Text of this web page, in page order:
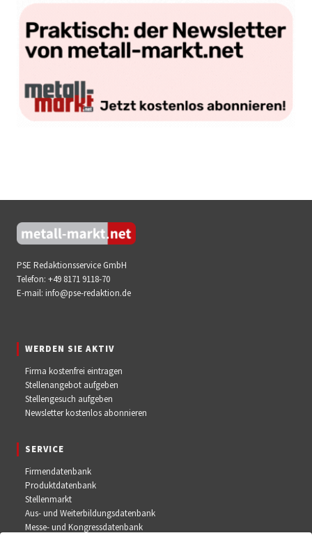
PSE Redaktionsservice GmbH
Telefon: +49 8171 9118-70
E-mail: info@pse-redaktion.de
WERDEN SIE AKTIV
Firma kostenfrei eintragen
Stellenangebot aufgeben
Stellengesuch aufgeben
Newsletter kostenlos abonnieren
SERVICE
Firmendatenbank
Produktdatenbank
Stellenmarkt
Aus- und Weiterbildungsdatenbank
Messe- und Kongressdatenbank